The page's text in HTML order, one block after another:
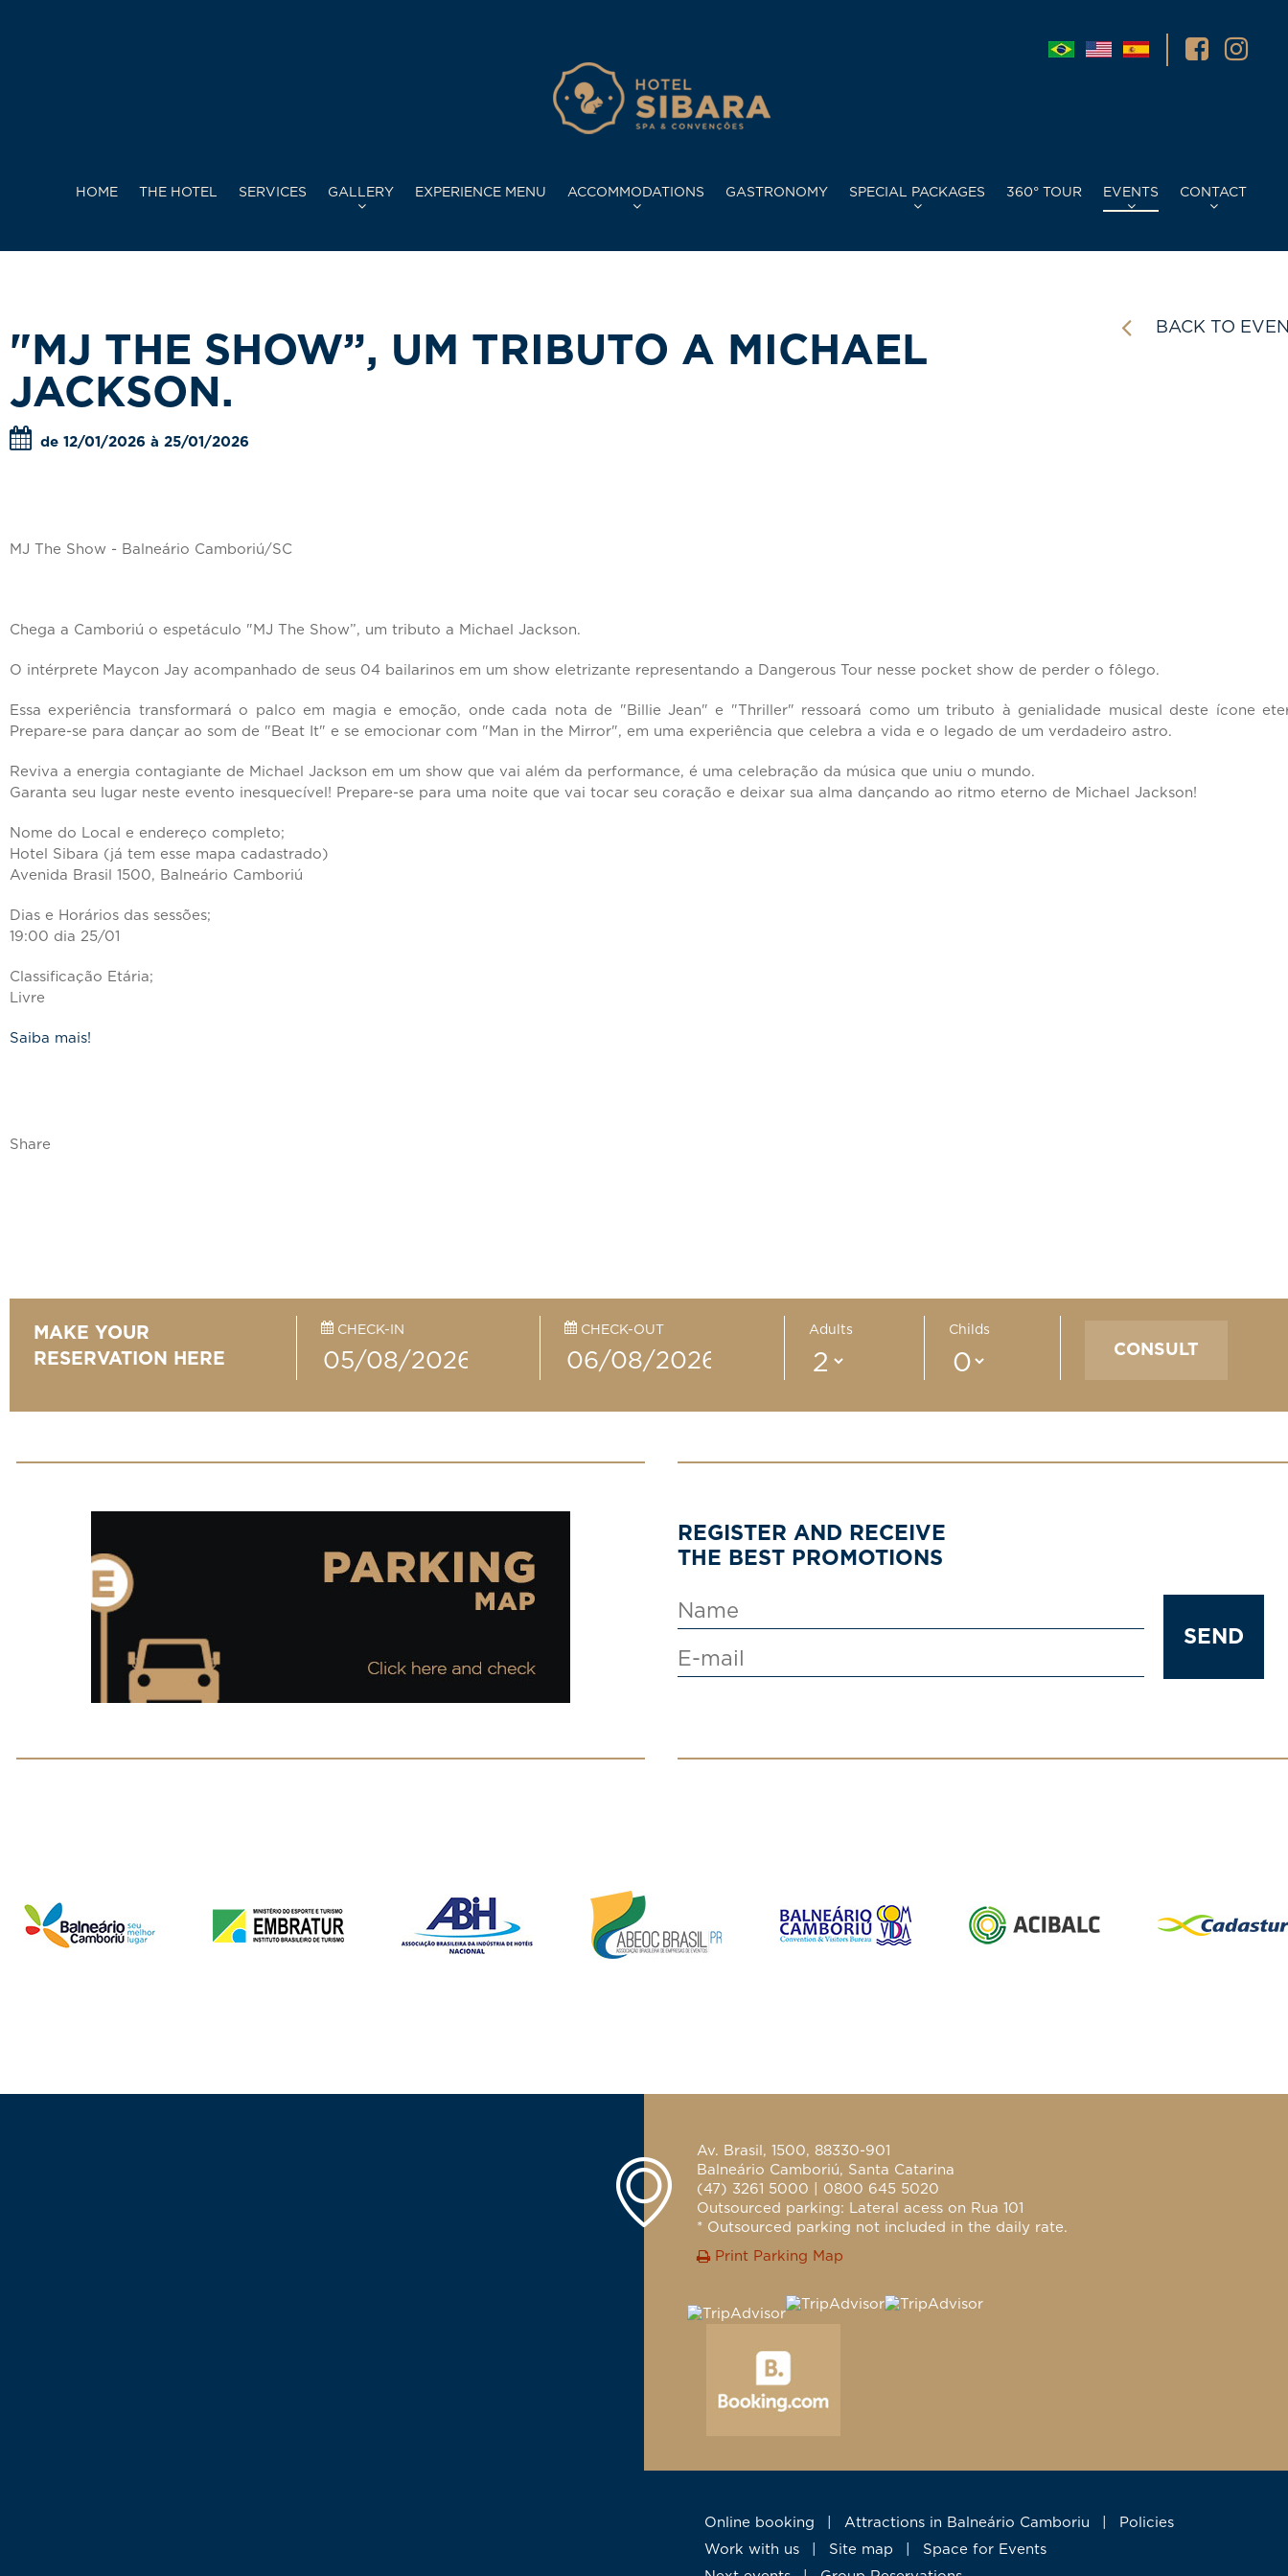
HOME THE HOTEL SERVICES GALLERY EXPERIENCE MENU ACCOMMODATIONS GASTRONOMY SPECIAL PACKAGES 360° TOUR EVENTS CONTACT
BACK TO
"MJ THE SHOW”, UM TRIBUTO A MICHAEL
JACKSON.
de 12/01/2026 à 25/01/2026
MJ The Show - Balneário Camboriú/SC
Chega a Camboriú o espetáculo "MJ The Show”, um tributo a Michael Jackson.
O intérprete Maycon Jay acompanhado de seus 04 bailarinos em um show eletrizante representando a Dangerous Tour nesse pocket show de perder o fôlego.
Essa experiência transformará o palco em magia e emoção, onde cada nota de "Billie Jean" e "Thriller" ressoará como um tributo à genialidade musical deste ícone
Prepare-se para dançar ao som de "Beat It" e se emocionar com "Man in the Mirror", em uma experiência que celebra a vida e o legado de um verdadeiro astro.
Reviva a energia contagiante de Michael Jackson em um show que vai além da performance, é uma celebração da música que uniu o mundo.
Garanta seu lugar neste evento inesquecível! Prepare-se para uma noite que vai tocar seu coração e deixar sua alma dançando ao ritmo eterno de Michael Jackson!
Nome do Local e endereço completo;
Hotel Sibara (já tem esse mapa cadastrado)
Avenida Brasil 1500, Balneário Camboriú
Dias e Horários das sessões;
19:00 dia 25/01
Classificação Etária;
Livre
Saiba mais!
Share
MAKE YOUR
RESERVATION HERE
CHECK-IN CHECK-OUT Adults Childs
REGISTER AND RECEIVE
THE BEST PROMOTIONS
SEND
Av. Brasil, 1500, 88330-901
Balneário Camboriú, Santa Catarina
(47) 3261 5000 | 0800 645 5020
Outsourced parking: Lateral acess on Rua 101
* Outsourced parking not included in the daily rate.
Print Parking Map
Online booking Attractions in Balneário Camboriu
Policies
Work with us
Site map
Space for Events